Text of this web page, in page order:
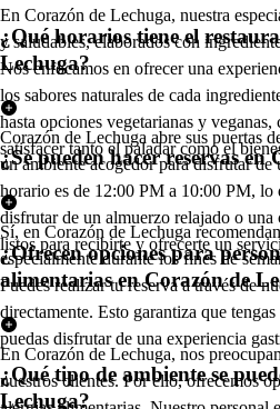
En Corazón de Lechuga, nuestra
y saludables, elaborados con
Nos enfocamos en ofrecer una
los sabores naturales de cada
hasta opciones vegetarianas y
satisfacer tanto el paladar como el
¿Qué horarios tiene el
Lechuga?
Corazón de Lechuga abre sus puertas
un ambiente acogedor para disfrutar
horario es de 12:00 PM a 10:00 PM, lo
disfrutar de un almuerzo relajado o una
listos para recibirte y ofrecerte un
¿Se pueden hacer reservas en
Sí, en Corazón de Lechuga
especialmente durante los fines de
Puedes realizar tu reserva a través de
directamente. Esto garantiza que
puedas disfrutar de una experiencia
¿Ofrecen opciones para
alimentarias en Corazón de
En Corazón de Lechuga, nos
nuestros clientes. Por ello, ofrecemos
¿Qué tipo de ambiente se
Lechuga?